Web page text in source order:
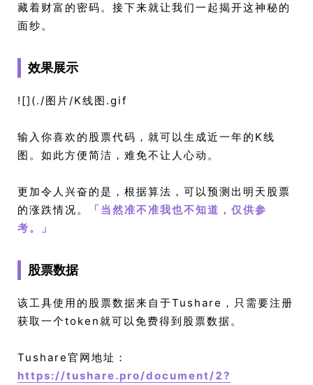
藏着财富的密码。接下来就让我们一起揭开这神秘的
面纱。
效果展示
![](./图片/K线图.gif
输入你喜欢的股票代码，就可以生成近一年的K线
图。如此方便简洁，难免不让人心动。
更加令人兴奋的是，根据算法，可以预测出明天股票
的涨跌情况。
「 当然准不准我也不知道，仅供参
考。
」
股票数据
该工具使用的股票数据来自于Tushare，只需要注册
获取一个token就可以免费得到股票数据。
Tushare官网地址：
https://tushare.pro/document/2?